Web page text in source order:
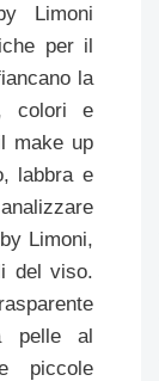
Limoni
per il
la
colori e
make up
labbra e
Limoni,
del viso.
pelle al
piccole